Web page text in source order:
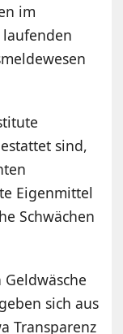
im
sind,
Eigenmittel
Schwächen
sich aus
Transparenz